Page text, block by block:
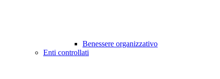
Benessere organizzativo
Enti controllati